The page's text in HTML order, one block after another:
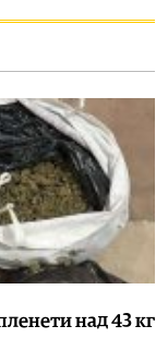
над 43 кг